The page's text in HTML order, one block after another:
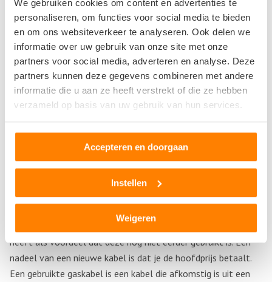
We gebruiken cookies om content en advertenties te
personaliseren, om functies voor social media te bieden
en om ons websiteverkeer te analyseren. Ook delen we
informatie over uw gebruik van onze site met onze
partners voor social media, adverteren en analyse. Deze
partners kunnen deze gegevens combineren met andere
informatie die u aan ze heeft verstrekt of die ze hebben
verzameld op basis van uw gebruik van hun services.
Accepteren en doorgaan
Instellen
Weigeren
gaskabel of een gebruikte gaskabel. Een nieuwe gaskabel
heeft als voordeel dat deze nog niet eerder gebruikt is. Een
nadeel van een nieuwe kabel is dat je de hoofdprijs betaalt.
Een gebruikte gaskabel is een kabel die afkomstig is uit een